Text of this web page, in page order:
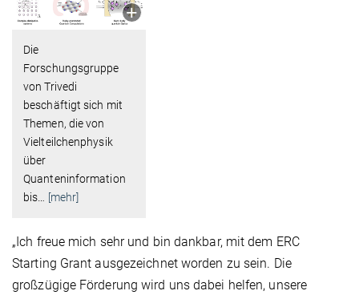
Die
Forschungsgruppe
von Trivedi
beschäftigt sich mit
Themen, die von
Vielteilchenphysik
über
Quanteninformation
bis
[mehr]
„Ich freue mich sehr und bin dankbar, mit dem ERC
Starting Grant ausgezeichnet worden zu sein. Die
großzügige Förderung wird uns dabei helfen, unsere